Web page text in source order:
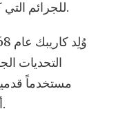
للجرائم التي كانت تُرتكب بحقهم"، هكذا قال متأمّلاً.
التحديات
مستخدماً
أعماله رسالة مناهِضة للأسلحة النووية.